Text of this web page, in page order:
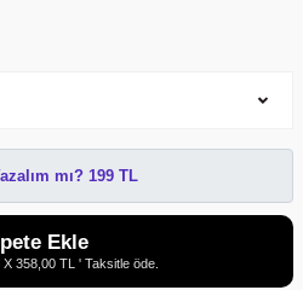
mı? 199 TL
Ekle
X 358,00 TL ' Taksitle öde.